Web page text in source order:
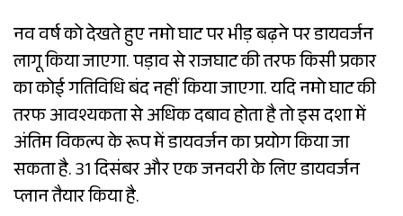
नव वर्ष को देखते हुए नमो घाट पर भीड़ बढ़ने पर डायवर्जन
लागू किया जाएगा. पड़ाव से राजघाट की तरफ किसी प्रकार
का कोई गतिविधि बंद नहीं किया जाएगा. यदि नमो घाट की
तरफ आवश्यकता से अधिक दबाव होता है तो इस दशा में
अंतिम विकल्प के रूप में डायवर्जन का प्रयोग किया जा
सकता है. 31 दिसंबर और एक जनवरी के लिए डायवर्जन
प्लान तैयार किया है.